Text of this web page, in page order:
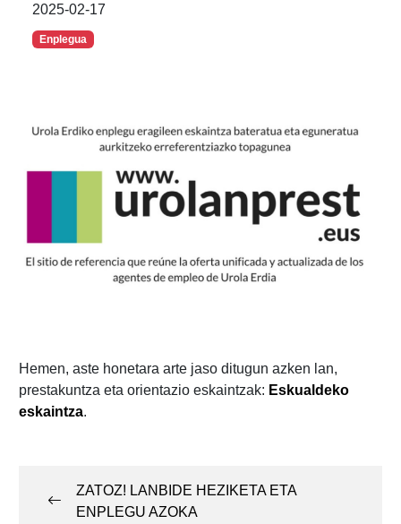
2025-02-17
Enplegua
Hemen, aste honetara arte jaso ditugun azken lan,
prestakuntza eta orientazio eskaintzak: Eskualdeko
eskaintza.
ZATOZ! LANBIDE HEZIKETA ETA
ENPLEGU AZOKA